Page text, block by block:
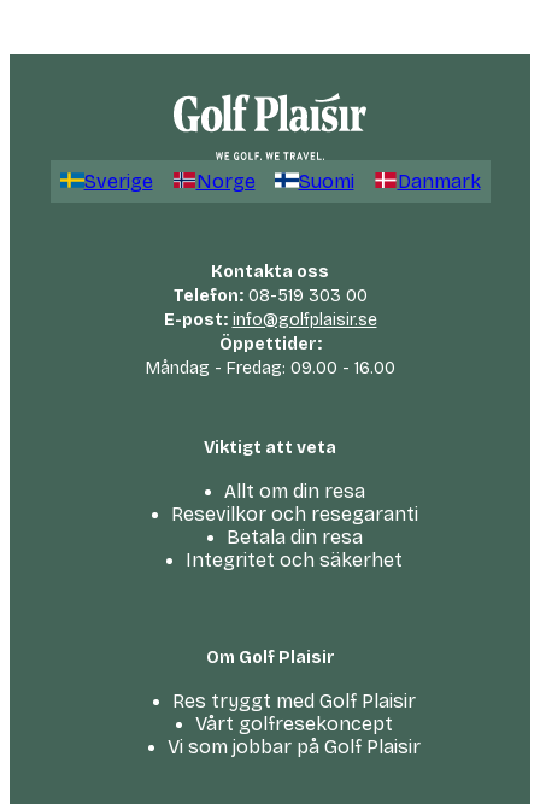
Sverige Norge Suomi Danmark
Kontakta oss
Telefon:08-519 303 00
E-post: info@golfplaisir.se
Öppettider:
Måndag - Fredag: 09.00 - 16.00
Viktigt att veta
Allt om din resa
Resevilkor och resegaranti
Betala din resa
Integritet och säkerhet
Om Golf Plaisir
Res tryggt med Golf Plaisir
Vårt golfresekoncept
Vi som jobbar på Golf Plaisir